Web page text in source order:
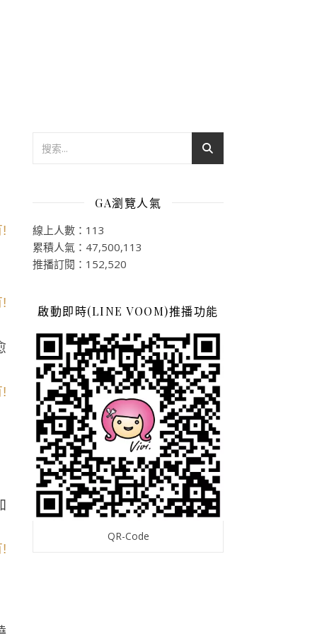
GA瀏覽人氣
線上人數：113
累積人氣：47,500,113
推播訂閱：152,520
啟動即時(LINE VOOM)推播功能
QR-Code